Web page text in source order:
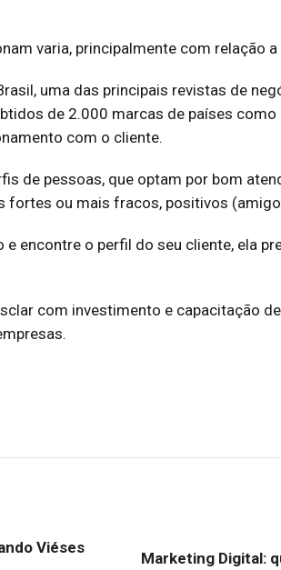
varia, principalmente com relação
uma das principais revistas de
de 2.000 marcas de países como
com o cliente.
de pessoas, que optam por bom
ou mais fracos, positivos
encontre o perfil do seu cliente, ela
com investimento e capacitação
Viéses
Marketing Digital: